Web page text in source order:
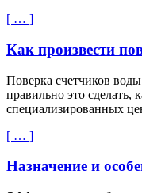
[ … ]
Как произвести
Поверка счетчиков
правильно это сделать,
специализированных
[ … ]
Назначение и